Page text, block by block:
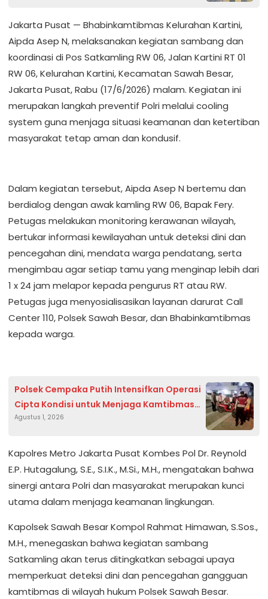
Jakarta Pusat — Bhabinkamtibmas Kelurahan Kartini,
Aipda Asep N, melaksanakan kegiatan sambang dan
koordinasi di Pos Satkamling RW 06, Jalan Kartini RT 01
RW 06, Kelurahan Kartini, Kecamatan Sawah Besar,
Jakarta Pusat, Rabu (17/6/2026) malam. Kegiatan ini
merupakan langkah preventif Polri melalui cooling
system guna menjaga situasi keamanan dan ketertiban
masyarakat tetap aman dan kondusif.
Dalam kegiatan tersebut, Aipda Asep N bertemu dan
berdialog dengan awak kamling RW 06, Bapak Fery.
Petugas melakukan monitoring kerawanan wilayah,
bertukar informasi kewilayahan untuk deteksi dini dan
pencegahan dini, mendata warga pendatang, serta
mengimbau agar setiap tamu yang menginap lebih dari
1 x 24 jam melapor kepada pengurus RT atau RW.
Petugas juga menyosialisasikan layanan darurat Call
Center 110, Polsek Sawah Besar, dan Bhabinkamtibmas
kepada warga.
Polsek Cempaka Putih Intensifkan Operasi
Cipta Kondisi untuk Menjaga Kamtibmas
Tetap Kondusif
Agustus 1, 2026
Kapolres Metro Jakarta Pusat Kombes Pol Dr. Reynold
E.P. Hutagalung, S.E., S.I.K., M.Si., M.H., mengatakan bahwa
sinergi antara Polri dan masyarakat merupakan kunci
utama dalam menjaga keamanan lingkungan.
Kapolsek Sawah Besar Kompol Rahmat Himawan, S.Sos.,
M.H., menegaskan bahwa kegiatan sambang
Satkamling akan terus ditingkatkan sebagai upaya
memperkuat deteksi dini dan pencegahan gangguan
kamtibmas di wilayah hukum Polsek Sawah Besar.